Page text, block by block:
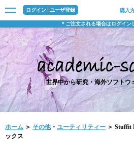
ログイン ユーザ登録
＊ご注文される場合はログイン
購入
世界中から研究・海外ソフトウ
ホーム ＞ その他・ ユーティリティー ＞ Stuffit
ックス